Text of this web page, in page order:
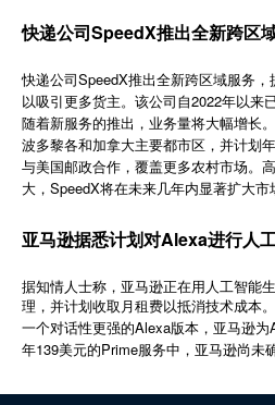
登录 免费使用
快递公司SpeedX推出全新跨区
快递公司SpeedX推出全新跨区域服务，
以吸引更多货主。该公司自2022年以来
随着新服务的推出，业务量将大幅增长
波多黎各和加拿大主要都市区，并计划
与美国邮政合作，覆盖更多农村市场。
大，SpeedX将在未来几年内显著扩大市
亚马逊据悉计划对Alexa进行人
据知情人士称，亚马逊正在用人工智能
理，并计划收取月租费以抵消技术成本
一个对话性更强的Alexa版本，亚马逊为
年139美元的Prime服务中，亚马逊尚未